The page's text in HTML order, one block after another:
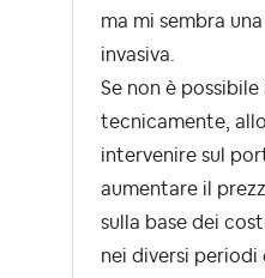
ma mi sembra
invasiva.
Se non è
tecnicamente,
intervenire sul
aumentare il
sulla base dei
nei diversi periodi